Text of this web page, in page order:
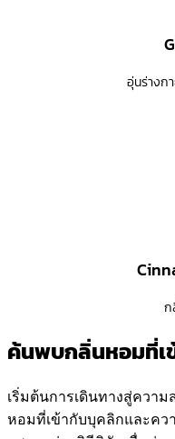
อุ่นร่างก
ก
ค้นพบกลิ่นหอมที่เ
เริ่มต้นการเดินทางสู่ควา
หอมที่เข้ากับบุคลิกและค